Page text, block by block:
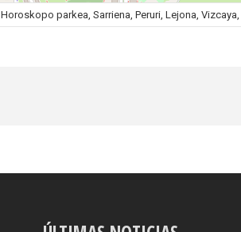
Horoskopo parkea, Sarriena, Peruri, Lejona,